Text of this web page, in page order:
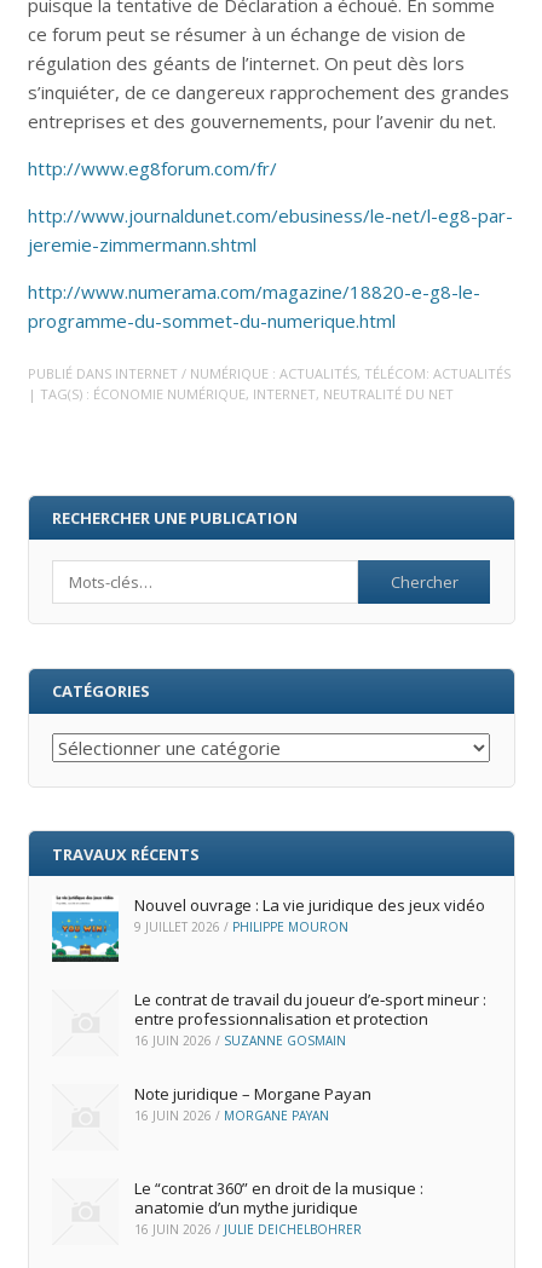
puisque la tentative de Déclaration a échoué. En somme
ce forum peut se résumer à un échange de vision de
régulation des géants de l’internet. On peut dès lors
s’inquiéter, de ce dangereux rapprochement des grandes
entreprises et des gouvernements, pour l’avenir du net.
http://www.eg8forum.com/fr/
http://www.journaldunet.com/ebusiness/le-net/l-eg8-par-
jeremie-zimmermann.shtml
http://www.numerama.com/magazine/18820-e-g8-le-
programme-du-sommet-du-numerique.html
PUBLIÉ DANS INTERNET / NUMÉRIQUE : ACTUALITÉS, TÉLÉCOM: ACTUALITÉS
| TAG(S) : ÉCONOMIE NUMÉRIQUE, INTERNET, NEUTRALITÉ DU NET
RECHERCHER UNE PUBLICATION
CATÉGORIES
Catégories
TRAVAUX RÉCENTS
Nouvel ouvrage : La vie juridique des jeux vidéo
9 JUILLET 2026 / PHILIPPE MOURON
Le contrat de travail du joueur d’e‑sport mineur :
entre professionnalisation et protection
16 JUIN 2026 / SUZANNE GOSMAIN
Note juridique – Morgane Payan
16 JUIN 2026 / MORGANE PAYAN
Le “contrat 360” en droit de la musique :
anatomie d’un mythe juridique
16 JUIN 2026 / JULIE DEICHELBOHRER